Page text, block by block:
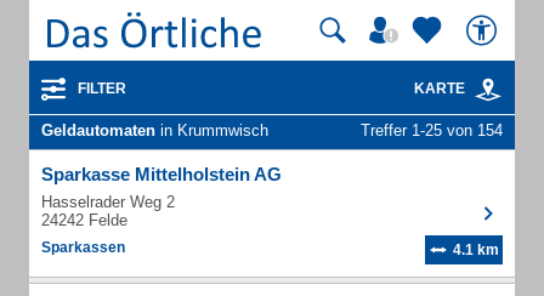
FILTER KARTE
Geldautomaten in Krummwisch Treffer 1-25 von 154
Sparkasse Mittelholstein AG
Hasselrader Weg 2
24242 Felde
Sparkassen 4.1 km